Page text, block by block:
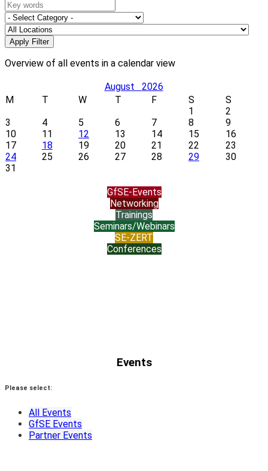
Overview of all events in a calendar view
August 2026
M
T W T F S
S
1
2
3
4 5 6 7 8
9
10
11 12 13 14 15
16
17
18 19 20 21 22
23
24
25 26 27 28 29
30
31
GfSE-Events
Networking
Trainings
Seminars/Webinars
SE-ZERT
Conferences
Events
Please select:
All Events
GfSE Events
Partner Events